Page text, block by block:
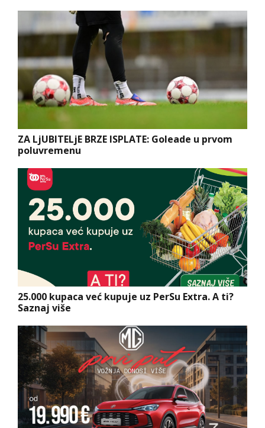
ZA LjUBITELjE BRZE ISPLATE: Goleade u prvom
poluvremenu
25.000 kupaca već kupuje uz PerSu Extra. A ti?
Saznaj više